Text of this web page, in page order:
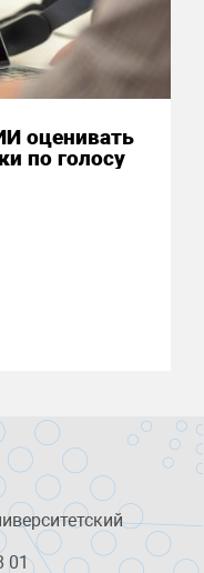
оценивать
по голосу
01